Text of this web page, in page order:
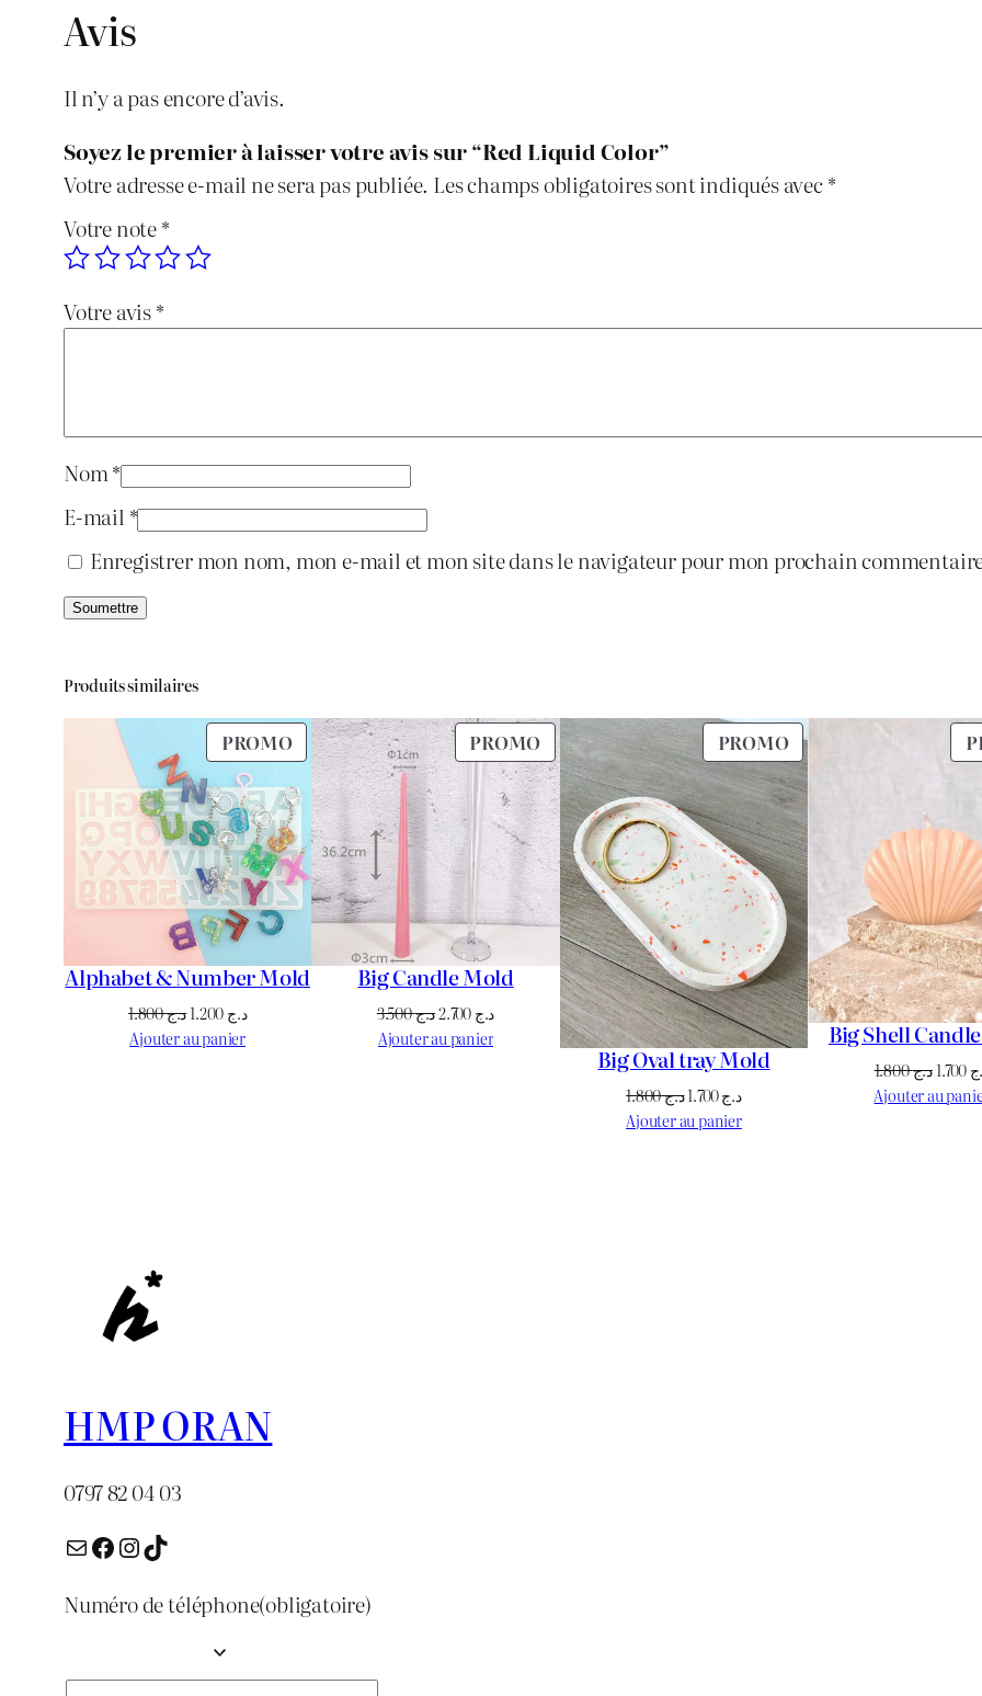
Avis
Il n’y a pas encore d’avis.
Soyez le premier à laisser votre avis sur “Red Liquid Color”
Votre adresse e-mail ne sera pas publiée. Les champs obligatoires sont indiqués avec *
Votre note*
Votre avis*
Nom*
E-mail *
Enregistrer mon nom, mon e-mail et mon site dans le navigateur pour mon prochain
Produits similaires
PROMOPRODUIT
EN
PROMOTION
Alphabet & Number Mold
د.ج1.800
Le
prix
د.جLe
Ajouter au panier
PROMOPRODUIT
EN
PROMOTION
Big Candle Mold
د.ج3.500
Le
prix
د.جLe
Ajouter au panier
PROMOPRODUIT
EN
PROMOTION
Big Oval tray Mold
د.ج1.800
Le
prix
د.ج1.700
Le
prix
Ajouter au panier
Big Shell
د.ج1.800
Le
prix
1.700
Ajouter au
HMP ORAN
0797 82 04 03
E-mail Facebook InstagramTikTok
Numéro de téléphone(obligatoire)